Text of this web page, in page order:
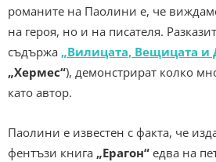
романите на Паолини е, че
на героя, но и на писателя.
съдържа „Вилицата, Вещицата и
„Хермес“), демонстрират колко
като автор.
Паолини е известен с факта, че
фентъзи книга „Ерагон“ едва на